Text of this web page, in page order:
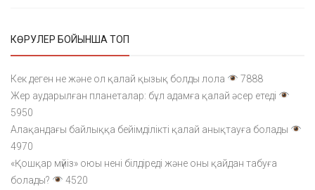
КӨРУЛЕР БОЙЫНША ТОП
Кек деген не және ол қалай қызық болды лола
7888
Жер аударылған планеталар: бұл адамға қалай әсер етеді
5950
Алақандағы байлыққа бейімділікті қалай анықтауға болады
4970
«Қошқар мүйіз» оюы нені білдіреді және оны қайдан табуға
болады?
4520